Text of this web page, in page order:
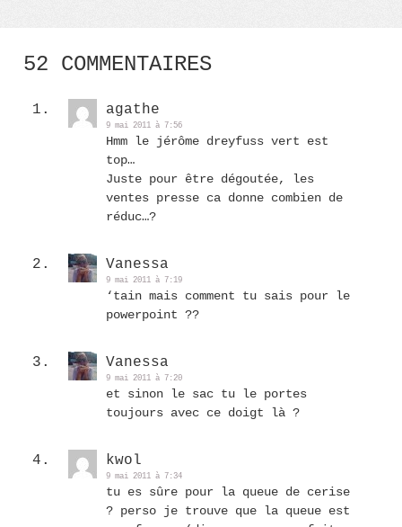
52 COMMENTAIRES
agathe
9 mai 2011 à 7:56
Hmm le jérôme dreyfuss vert est
top…
Juste pour être dégoutée, les
ventes presse ca donne combien de
réduc…?
Vanessa
9 mai 2011 à 7:19
‘tain mais comment tu sais pour le
powerpoint ??
Vanessa
9 mai 2011 à 7:20
et sinon le sac tu le portes
toujours avec ce doigt là ?
kwol
9 mai 2011 à 7:34
tu es sûre pour la queue de cerise
? perso je trouve que la queue est